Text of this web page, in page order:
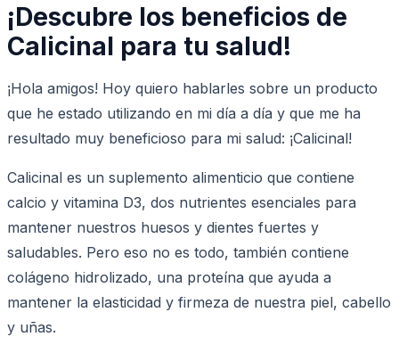
¡Descubre los beneficios de
Calicinal para tu salud!
¡Hola amigos! Hoy quiero hablarles sobre un producto
que he estado utilizando en mi día a día y que me ha
resultado muy beneficioso para mi salud: ¡Calicinal!
Calicinal es un suplemento alimenticio que contiene
calcio y vitamina D3, dos nutrientes esenciales para
mantener nuestros huesos y dientes fuertes y
saludables. Pero eso no es todo, también contiene
colágeno hidrolizado, una proteína que ayuda a
mantener la elasticidad y firmeza de nuestra piel, cabello
y uñas.